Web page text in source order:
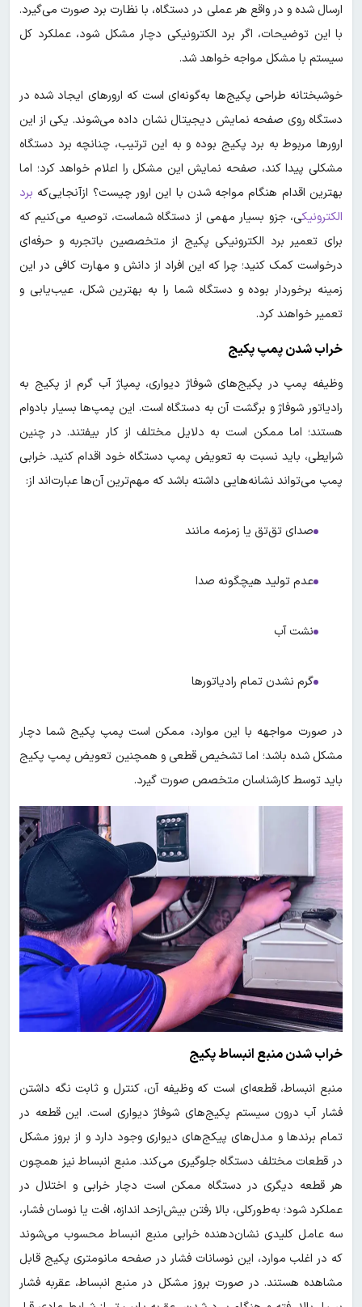
ارسال شده و در واقع هر عملی در دستگاه، با نظارت برد صورت می‌گیرد.
با این توضیحات، اگر برد الکترونیکی دچار مشکل شود، عملکرد کل
سیستم با مشکل مواجه خواهد شد.
خوشبختانه طراحی پکیج‌ها به‌گونه‌ای است که ارورهای ایجاد شده در
دستگاه روی صفحه نمایش دیجیتال نشان داده می‌شوند. یکی از این
ارورها مربوط به برد پکیج بوده و به این ترتیب، چنانچه برد دستگاه
مشکلی پیدا کند، صفحه نمایش این مشکل را اعلام خواهد کرد؛ اما
بهترین اقدام هنگام مواجه شدن با این ارور چیست؟ ازآنجایی‌که برد
الکترونیکی، جزو بسیار مهمی از دستگاه شماست، توصیه می‌کنیم که
برای تعمیر برد الکترونیکی پکیج از متخصصین باتجربه و حرفه‌ای
درخواست کمک کنید؛ چرا که این افراد از دانش و مهارت کافی در این
زمینه برخوردار بوده و دستگاه شما را به بهترین شکل، عیب‌یابی و
تعمیر خواهند کرد.
خراب شدن پمپ پکیج
وظیفه پمپ در پکیج‌های شوفاژ دیواری، پمپاژ آب گرم از پکیج به
رادیاتور شوفاژ و برگشت آن به دستگاه است. این پمپ‌ها بسیار بادوام
هستند؛ اما ممکن است به دلایل مختلف از کار بیفتند. در چنین
شرایطی، باید نسبت به تعویض پمپ دستگاه خود اقدام کنید. خرابی
پمپ می‌تواند نشانه‌هایی داشته باشد که مهم‌ترین آن‌ها عبارت‌اند از:
صدای تق‌تق یا زمزمه مانند
عدم تولید هیچگونه صدا
نشت آب
گرم نشدن تمام رادیاتورها
در صورت مواجهه با این موارد، ممکن است پمپ پکیج شما دچار
مشکل شده باشد؛ اما تشخیص قطعی و همچنین تعویض پمپ پکیج
باید توسط کارشناسان متخصص صورت گیرد.
خراب شدن منبع انبساط پکیج
منبع انبساط، قطعه‌ای است که وظیفه آن، کنترل و ثابت نگه داشتن
فشار آب درون سیستم پکیج‌های شوفاژ دیواری است. این قطعه در
تمام برندها و مدل‌های پیکج‌های دیواری وجود دارد و از بروز مشکل
در قطعات مختلف دستگاه جلوگیری می‌کند. منبع انبساط نیز همچون
هر قطعه دیگری در دستگاه ممکن است دچار خرابی و اختلال در
عملکرد شود؛ به‌طور‌کلی، بالا رفتن بیش‌از‌حد اندازه، افت یا نوسان فشار،
سه عامل کلیدی نشان‌دهنده خرابی منبع انبساط محسوب می‌شوند
که در اغلب موارد، این نوسانات فشار در صفحه مانومتری پکیج قابل
مشاهده هستند. در صورت بروز مشکل در منبع انبساط، عقربه فشار